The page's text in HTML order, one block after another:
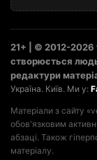
21+ | © 2012-2026
створюється
редактури
Україна. Київ. Ми у:
Матеріали з сайту
обов'язковим
абзаці. Також
матеріалу.